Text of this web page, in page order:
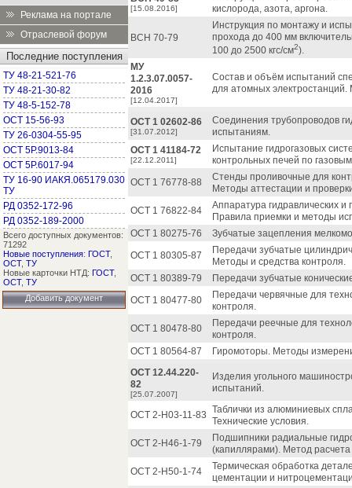
Реклама на портале
Отраслевой форум
Последние поступления
ТУ 48-21-521-76
ТУ 48-21-30-82
ТУ 48-5-152-78
ОСТ 15-56-93
ТУ 26-0304-55-95
ОСТ 5Р.9013-84
ОСТ 5Р.6017-94
ТУ 16-90 ИАКЯ.065179.030
ТУ
РД 0352-172-96
РД 0352-189-2000
Всего доступных документов:
71292
Новые поступления: ГОСТ,
ОСТ, ТУ
Новые карточки НТД: ГОСТ,
ОСТ, ТУ
Добавить документ
[15.08.2016]
кислорода, азота, аргона.
ВСН 70-79
Инструкция по монтажу и
прохода до 400 мм
100 до 2500 кгс/см2).
МУ
1.2.3.07.0057-
2016
[12.04.2017]
Состав и объём испытаний
для атомных электростанций.
ОСТ 1 02602-86
[31.07.2012]
Соединения трубопроводов
испытаниям.
ОСТ 1 41184-72
[22.12.2011]
Испытание гидрогазовых
контрольных печей по
ОСТ 1 76778-88
Стенды проливочные для
Методы аттестации и
ОСТ 1 76822-84
Аппаратура гидравлических
Правила приемки и методы
ОСТ 1 80275-76
Зубчатые зацепления
ОСТ 1 80305-87
Передачи зубчатые
Методы и средства контроля.
ОСТ 1 80389-79
Передачи зубчатые
ОСТ 1 80477-80
Передачи червячные для
контроля.
ОСТ 1 80478-80
Передачи реечные для
контроля.
ОСТ 1 80564-87
Гиромоторы. Методы
ОСТ 12.44.220-
82
[25.07.2007]
Изделия угольного
испытаний.
ОСТ 2-Н03-11-83 Таблички из алюминиевых
Технические условия.
ОСТ 2-Н46-1-79
Подшипники радиальные
(капиллярами). Метод расчета
ОСТ 2-Н50-1-74
Термическая обработка
цементации и